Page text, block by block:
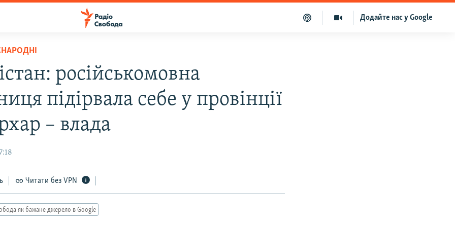
Додайте нас у Google
російськомовна
підірвала себе у провінції
– влада
Читати без VPN
як бажане джерело в Google